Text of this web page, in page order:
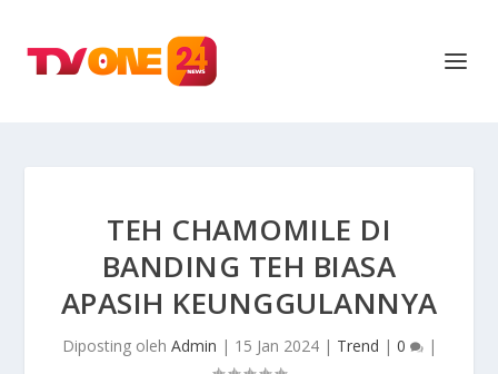
TEH CHAMOMILE DI
BANDING TEH BIASA
APASIH KEUNGGULANNYA
Diposting oleh Admin | 15 Jan 2024| Trend | 0 |